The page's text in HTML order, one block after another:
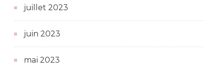
juillet 2023
juin 2023
mai 2023